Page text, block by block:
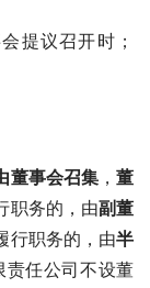
提议召开时；
董事会召集，董
职务的，由副董
行职务的，由半
责任公司不设董